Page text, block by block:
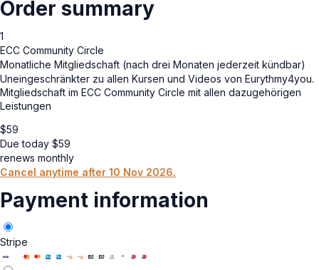
Order summary
1
ECC Community Circle
Monatliche Mitgliedschaft (nach drei Monaten jederzeit kündbar)
Uneingeschränkter zu allen Kursen und Videos von Eurythmy4you.
Mitgliedschaft im ECC Community Circle mit allen dazugehörigen
Leistungen
$59
Due today $59
renews monthly
Cancel anytime after 10 Nov 2026.
Payment information
Stripe